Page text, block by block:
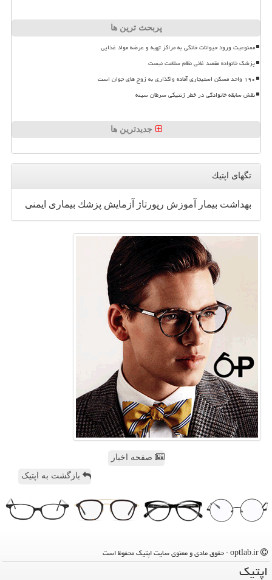
پربحث ترین ها
ممنوعیت ورود حیوانات خانگی به مراکز تهیه و عرضه مواد غذایی
پزشک خانواده مقصد غائی نظام سلامت نیست
۱۹۰ واحد مسکن استیجاری آماده واگذاری به زوج های جوان است
نقش سابقه خانوادگی در خطر ژنتیکی سرطان سینه
جدیدترین ها
تگهای اپتیك
بهداشت بیمار آموزش رپورتاژ آزمایش پزشك بیماری ایمنی
صفحه اخبار
بازگشت به اپتیک
اپتیك